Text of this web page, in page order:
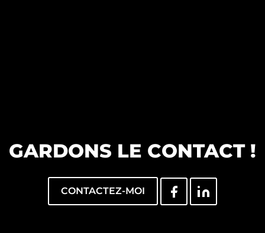
GARDONS LE CONTACT !
CONTACTEZ-MOI